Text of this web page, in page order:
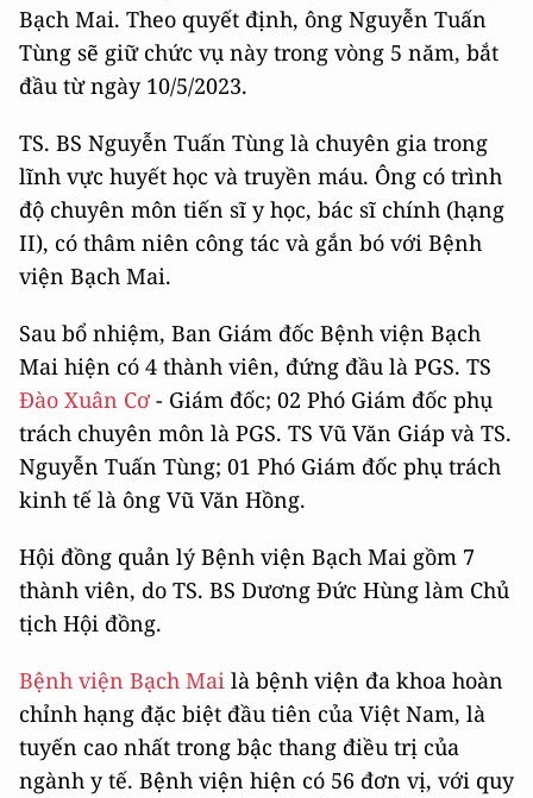
Bạch Mai. Theo quyết định, ông Nguyễn Tuấn
Tùng sẽ giữ chức vụ này trong vòng 5 năm, bắt
đầu từ ngày 10/5/2023.
TS. BS Nguyễn Tuấn Tùng là chuyên gia trong
lĩnh vực huyết học và truyền máu. Ông có trình
độ chuyên môn tiến sĩ y học, bác sĩ chính (hạng
II), có thâm niên công tác và gắn bó với Bệnh
viện Bạch Mai.
Sau bổ nhiệm, Ban Giám đốc Bệnh viện Bạch
Mai hiện có 4 thành viên, đứng đầu là PGS. TS
Đào Xuân Cơ - Giám đốc; 02 Phó Giám đốc phụ
trách chuyên môn là PGS. TS Vũ Văn Giáp và TS.
Nguyễn Tuấn Tùng; 01 Phó Giám đốc phụ trách
kinh tế là ông Vũ Văn Hồng.
Hội đồng quản lý Bệnh viện Bạch Mai gồm 7
thành viên, do TS. BS Dương Đức Hùng làm Chủ
tịch Hội đồng.
Bệnh viện Bạch Mai là bệnh viện đa khoa hoàn
chỉnh hạng đặc biệt đầu tiên của Việt Nam, là
tuyến cao nhất trong bậc thang điều trị của
ngành y tế. Bệnh viện hiện có 56 đơn vị, với quy